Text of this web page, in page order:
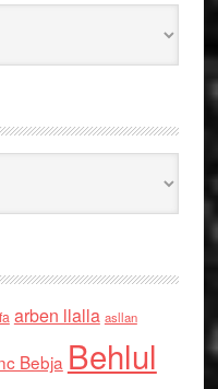
arben llalla asllan
Bebja Behlul